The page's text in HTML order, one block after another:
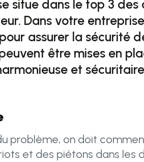
situe dans le top 3 des
Dans votre
assurer la sécurité
être mises en
et
problème, on doit
et des piétons dans les